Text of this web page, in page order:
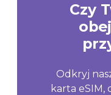
Czy
Odkryj
karta eSIM,